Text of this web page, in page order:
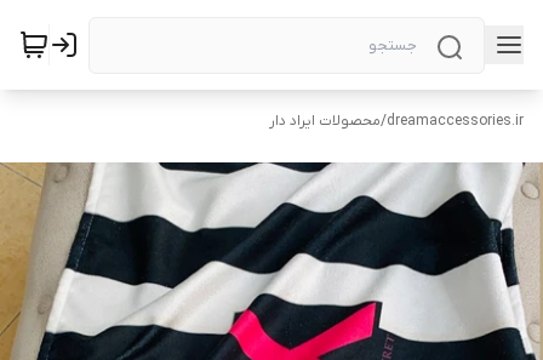
dreamaccessories.ir
/محصولات ایراد دار